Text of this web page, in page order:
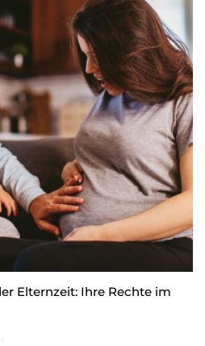
Elternzeit: Ihre Rechte im